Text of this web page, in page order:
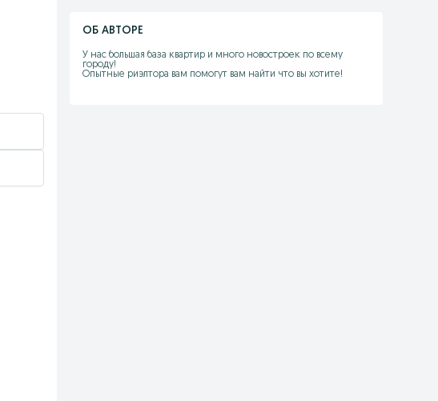
ОБ АВТОРЕ
У нас большая база квартир и много новостроек по всему
городу!
Опытные риэлтора вам помогут вам найти что вы хотите!